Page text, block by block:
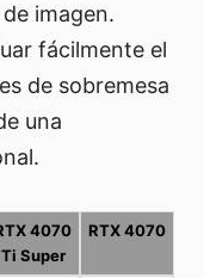
imagen.
fácilmente el
de sobremesa
una
4070
Ti Super
RTX 4070